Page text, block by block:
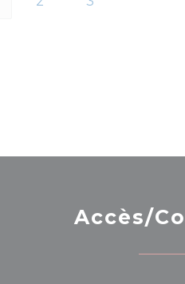
Accès/